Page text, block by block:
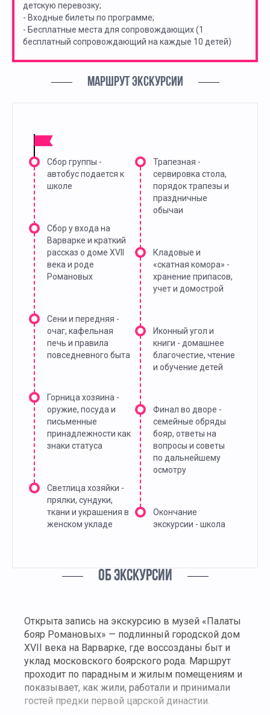
детскую перевозку;
- Входные билеты по программе;
- Бесплатные места для сопровождающих (1
бесплатный сопровождающий на каждые 10 детей)
МАРШРУТ ЭКСКУРСИИ
Сбор группы -
автобус подается к
школе
Сбор у входа на
Варварке и краткий
рассказ о доме XVII
века и роде
Романовых
Сени и передняя -
очаг, кафельная
печь и правила
повседневного быта
Горница хозяина -
оружие, посуда и
письменные
принадлежности как
знаки статуса
Светлица хозяйки -
прялки, сундуки,
ткани и украшения в
женском укладе
Трапезная -
сервировка стола,
порядок трапезы и
праздничные
обычаи
Кладовые и
«скатная комора» -
хранение припасов,
учет и домострой
Иконный угол и
книги - домашнее
благочестие, чтение
и обучение детей
Финал во дворе -
семейные обряды
бояр, ответы на
вопросы и советы
по дальнейшему
осмотру
Окончание
экскурсии - школа
ОБ ЭКСКУРСИИ
Открыта запись на экскурсию в музей «Палаты
бояр Романовых» — подлинный городской дом
XVII века на Варварке, где воссозданы быт и
уклад московского боярского рода. Маршрут
проходит по парадным и жилым помещениям и
показывает, как жили, работали и принимали
гостей предки первой царской династии.